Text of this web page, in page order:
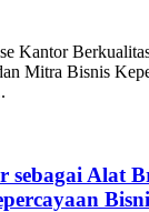
Kantor
Mitra Bisnis
sebagai Alat